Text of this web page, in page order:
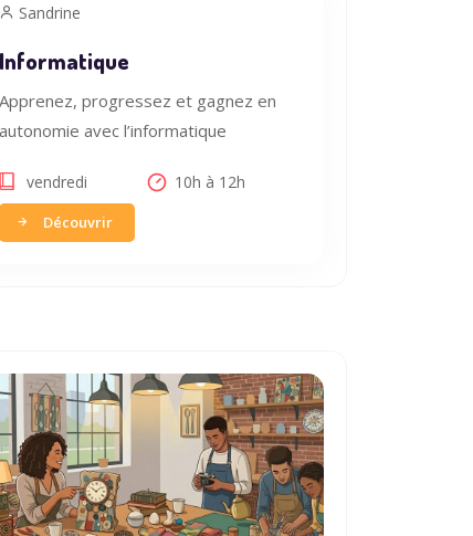
Sandrine
Informatique
Apprenez, progressez et gagnez en
autonomie avec l’informatique
vendredi 10h à 12h
Découvrir